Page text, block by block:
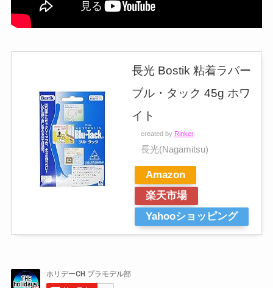
長光 Bostik 粘着ラバー
ブル・タック 45g ホワ
イト
created by Rinker
長光(Nagamitsu)
Amazon
楽天市場
Yahooショッピング